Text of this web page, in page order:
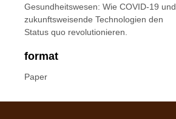
Gesundheitswesen: Wie COVID-19 und
zukunftsweisende Technologien den
Status quo revolutionieren.
format
Paper